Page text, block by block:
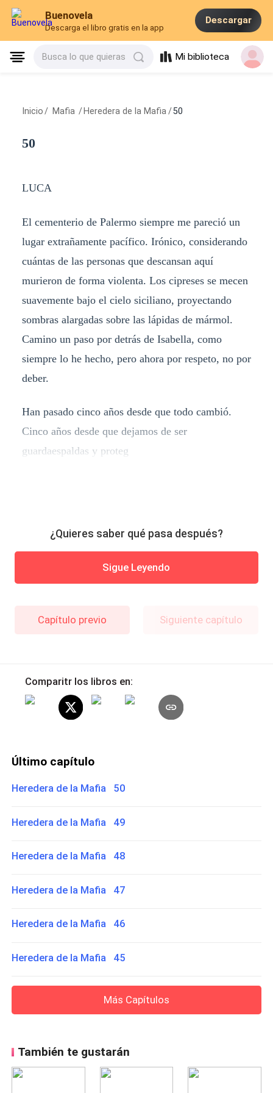
Buenovela
Descarga el libro gratis en la app
Descargar
Busca lo que quieras Mi biblioteca
Inicio / Mafia / Heredera de la Mafia /50
50
LUCA
El cementerio de Palermo siempre me pareció un
lugar extrañamente pacífico. Irónico, considerando
cuántas de las personas que descansan aquí
murieron de forma violenta. Los cipreses se mecen
suavemente bajo el cielo siciliano, proyectando
sombras alargadas sobre las lápidas de mármol.
Camino un paso por detrás de Isabella, como
siempre lo he hecho, pero ahora por respeto, no por
deber.
Han pasado cinco años desde que todo cambió.
Cinco años desde que dejamos de ser
guardaespaldas y proteg
¿Quieres saber qué pasa después?
Sigue Leyendo
Capítulo previo Siguiente capítulo
Comparitr los libros en:
Último capítulo
Heredera de la Mafia 50
Heredera de la Mafia 49
Heredera de la Mafia 48
Heredera de la Mafia 47
Heredera de la Mafia 46
Heredera de la Mafia 45
Más Capítulos
También te gustarán